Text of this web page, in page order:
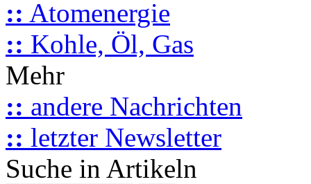
:: Atomenergie
:: Kohle, Öl, Gas
Mehr
:: andere Nachrichten
:: letzter Newsletter
Suche in Artikeln